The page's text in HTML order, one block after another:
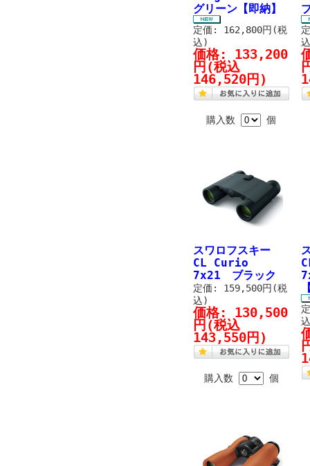
グリーン【即納】
定価: 162,800円(税
込)
価格: 133,200
円 (税込
146,520円)
購入数 個
スワロフスキー
CL Curio
7x21 ブラック
定価: 159,500円(税
込)
価格: 130,500
円 (税込
143,550円)
購入数 個